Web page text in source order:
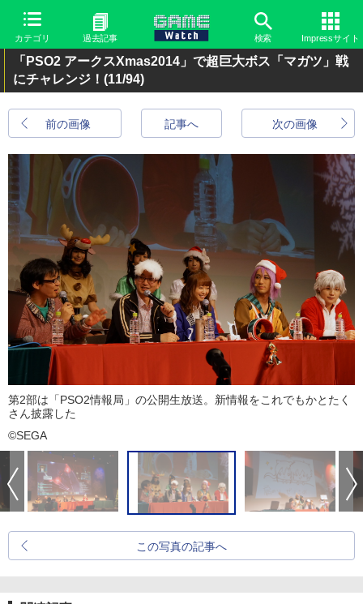
カテゴリ 過去記事 検索 Impressサイト
「PSO2 アークスXmas2014」で超巨大ボス「マガツ」戦
にチャレンジ！ (11/94)
前の画像 次の画像
記事へ
第2部は「PSO2情報局」の公開生放送。新情報をこれでもかとたく
さん披露した
©SEGA
この写真の記事へ